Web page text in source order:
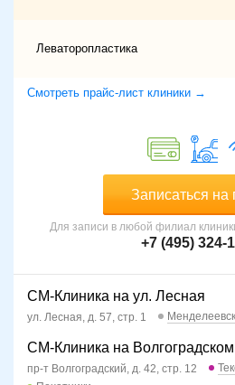
Леваторопластика
Смотреть прайс-лист клиники →
Записаться на
Для записи в любой филиал
+7 (495) 324-
СМ-Клиника на ул. Лесная
ул. Лесная, д. 57, стр. 1
СМ-Клиника на Волгоградском
пр-т Волгоградский, д. 42, стр. 12